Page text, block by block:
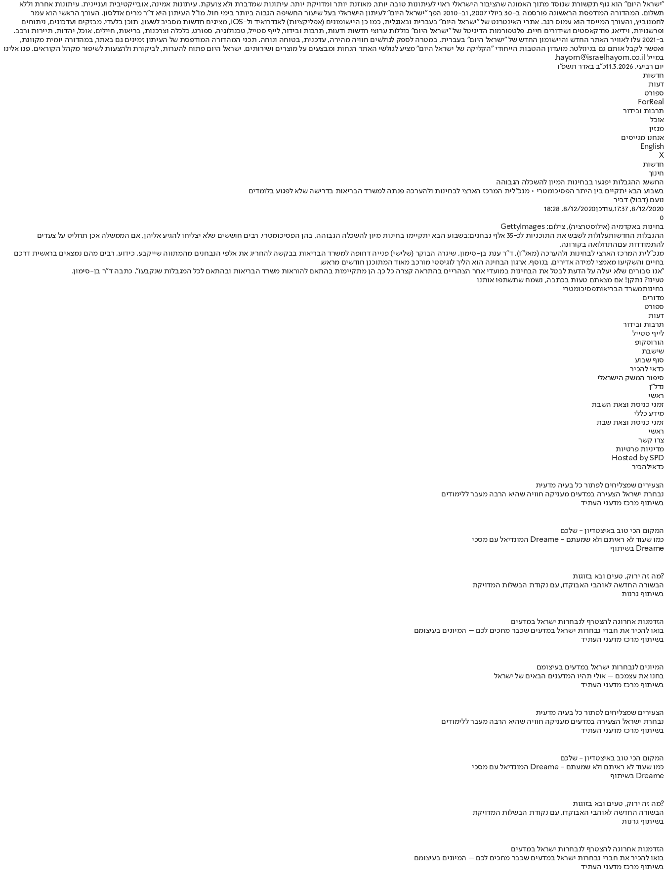
"ישראל היום" הוא גוף תקשורת שנוסד מתוך האמונה שהציבור הישראלי ראוי לעיתונות טובה יותר, מאוזנת יותר ומדויקת יותר. עיתונות שמדברת ולא צועקת. עיתונות אמינה, אובייקטיבית ועניינית. עיתונות אחרת וללא
תשלום. המהדורה המודפסת הראשונה פורסמה ב-30 ביולי 2007, וב-2010 הפך "ישראל היום" לעיתון הישראלי בעל שיעור החשיפה הגבוה ביותר בימי חול. מו"ל העיתון היא ד"ר מרים אדלסון. העורך הראשי הוא עמר
לחמנוביץ, והעורך המייסד הוא עמוס רגב. אתרי האינטרנט של "ישראל היום" בעברית ובאנגלית, כמו כן היישומונים (אפליקציות) לאנדרואיד ול-iOS, מציגים חדשות מסביב לשעון, תוכן בלעדי, מבזקים ועדכונים, ניתוחים
ופרשנויות, וידיאו, פודקאסטים ושידורים חיים. פלטפורמות הדיגיטל של "ישראל היום" כוללות ערוצי חדשות ודעות, תרבות ובידור, לייף סטייל, טכנולוגיה, ספורט, כלכלה וצרכנות, בריאות, חיילים, אוכל, יהדות, תיירות ורכב.
ב-2021 עלו לאוויר האתר החדש והיישומון החדש של "ישראל היום" בעברית, במטרה לספק לגולשים חוויה מהירה, עדכנית, בטוחה ונוחה. תכני המהדורה המודפסת של העיתון זמינים גם באתר, במהדורה יומית מקוונת,
ואפשר לקבל אותם גם בניוזלטר. מועדון ההטבות הייחודי "הקליקה של ישראל היום" מציע לגולשי האתר הנחות ומבצעים על מוצרים ושירותים. ישראל היום פתוח להערות, לביקורת ולהצעות לשיפור מקהל הקוראים. פנו אלינו
במייל hayom@israelhayom.co.il.
יום רביעי, 11.3.2026
כ"ב באדר תשפ"ו
חדשות
דעות
ספורט
ForReal
תרבות ובידור
אוכל
מגזין
אנחנו מגייסים
English
X
חדשות
חינוך
החשש: ההגבלות יפגעו בבחינות המיון להשכלה הגבוהה
בשבוע הבא יתקיים בין היתר הפסיכומטרי • מנכ"לית המרכז הארצי לבחינות ולהערכה פנתה למשרד הבריאות בדרישה שלא לפגוע בלומדים
נועם (דבול) דביר
8/12/2020, 17:37
,עודכן8/12/2020, 18:28
0
בחינות באקדמיה (אילוסטרציה), צילום: GettyImages
ההגבלות החדשותעלולות לשבש את התוכניות לכ-35 אלף נבחנים:
בשבוע הבא יתקיימו בחינות מיון להשכלה הגבוהה, בהן הפסיכומטרי. רבים חוששים שלא יצליחו להגיע אליהן, אם הממשלה אכן תחליט על צעדים
להתמודדות עםהתחלואה בקורונה.
מנכ"לית המרכז הארצי לבחינות ולהערכה (מאל"ו), ד"ר ענת בן-סימון, שיגרה הבוקר (שלישי) פנייה דחופה למשרד הבריאות בבקשה להחריג את אלפי הנבחנים מהמתווה שייקבע. כידוע, רבים מהם נמצאים בראשית דרכם
בחיים והשקיעו מאמצי למידה אדירים. בנוסף, ארגון הבחינה הוא הליך לוגיסטי מורכב מאוד המתוכנן חודשים מראש.
"אנו סבורים שלא יעלה על הדעת לבטל את הבחינות במועדי אחר הצהריים בהתראה קצרה כל כך. הן מתקיימות בהתאם להוראות משרד הבריאות ובהתאם לכל המגבלות שנקבעו", כתבה ד"ר בן-סימון.
טעינו? נתקן! אם מצאתם טעות בכתבה, נשמח שתשתפו אותנו
בחינותמשרד הבריאותפסיכומטרי
מדורים
ספורט
דעות
תרבות ובידור
לייף סטייל
הורוסקופ
שישבת
סוף שבוע
כדאי להכיר
סיפור המשק הישראלי
נדל"ן
ראשי
זמני כניסת וצאת השבת
מידע כללי
זמני כניסת וצאת שבת
ראשי
צרו קשר
מדיניות פרטיות
Hosted by SPD
כדאילהכיר
הצעירים שמצליחים לפתור כל בעיה מדעית
נבחרת ישראל הצעירה במדעים מעניקה חוויה שהיא הרבה מעבר ללימודים
בשיתוף מרכז מדעני העתיד
המקום הכי טוב באיצטדיון - שלכם
המונדיאל עם מסכי Dreame - כמו שעוד לא ראיתם ולא שמעתם
בשיתוף Dreame
מה זה ירוק, טעים ובא בזוגות?
הבשורה החדשה לאוהבי האבוקדו, עם נקודת הבשלות המדויקת
בשיתוף גרנות
הזדמנות אחרונה להצטרף לנבחרות ישראל במדעים
בואו להכיר את חברי נבחרות ישראל במדעים שכבר מחכים לכם – המיונים בעיצומם
בשיתוף מרכז מדעני העתיד
המיונים לנבחרות ישראל במדעים בעיצומם
בחנו את עצמכם – אולי תהיו המדענים הבאים של ישראל
בשיתוף מרכז מדעני העתיד
הצעירים שמצליחים לפתור כל בעיה מדעית
נבחרת ישראל הצעירה במדעים מעניקה חוויה שהיא הרבה מעבר ללימודים
בשיתוף מרכז מדעני העתיד
המקום הכי טוב באיצטדיון - שלכם
המונדיאל עם מסכי Dreame - כמו שעוד לא ראיתם ולא שמעתם
בשיתוף Dreame
מה זה ירוק, טעים ובא בזוגות?
הבשורה החדשה לאוהבי האבוקדו, עם נקודת הבשלות המדויקת
בשיתוף גרנות
הזדמנות אחרונה להצטרף לנבחרות ישראל במדעים
בואו להכיר את חברי נבחרות ישראל במדעים שכבר מחכים לכם – המיונים בעיצומם
בשיתוף מרכז מדעני העתיד